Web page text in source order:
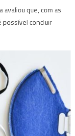
avaliou que, com as
possível concluir